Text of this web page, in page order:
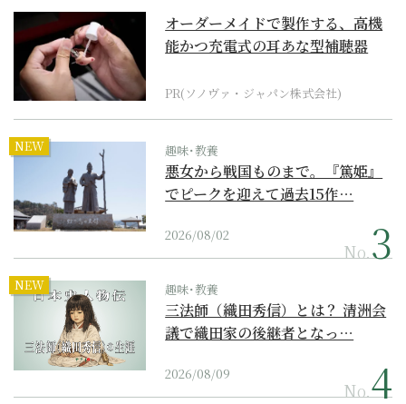
オーダーメイドで製作する、高機
能かつ充電式の耳あな型補聴器
PR(ソノヴァ・ジャパン株式会社)
NEW 趣味･教養
悪女から戦国ものまで。『篤姫』
でピークを迎えて過去15作…
2026/08/02
No.
NEW 趣味･教養
三法師（織田秀信）とは？ 清洲会
議で織田家の後継者となっ…
2026/08/09
No.